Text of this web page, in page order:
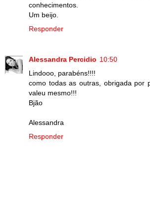
conhecimentos.
Um beijo.
Responder
Alessandra Percidio 10:50
Lindooo, parabéns!!!!
como todas as outras, obrigada por
valeu mesmo!!!
Bjão
Alessandra
Responder